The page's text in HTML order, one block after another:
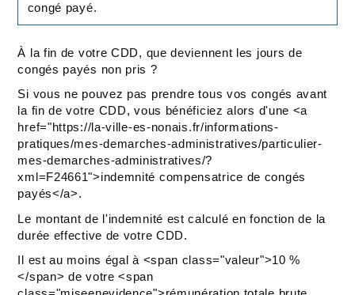
congé payé.
À la fin de votre CDD, que deviennent les jours de
congés payés non pris ?
Si vous ne pouvez pas prendre tous vos congés avant
la fin de votre CDD, vous bénéficiez alors d'une <a
href="https://la-ville-es-nonais.fr/informations-
pratiques/mes-demarches-administratives/particulier-
mes-demarches-administratives/?
xml=F24661">indemnité compensatrice de congés
payés</a>.
Le montant de l'indemnité est calculé en fonction de la
durée effective de votre CDD.
Il est au moins égal à <span class="valeur">10 %
</span> de votre <span